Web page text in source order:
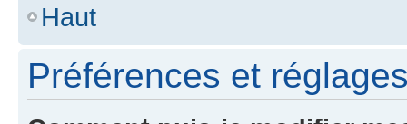
Haut
Préférences et